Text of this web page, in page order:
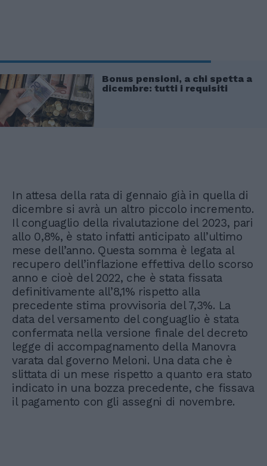
Bonus pensioni, a chi spetta a
dicembre: tutti i requisiti
In attesa della rata di gennaio già in quella di
dicembre si avrà un altro piccolo incremento.
Il conguaglio della rivalutazione del 2023, pari
allo 0,8%, è stato infatti anticipato all’ultimo
mese dell’anno. Questa somma è legata al
recupero dell’inflazione effettiva dello scorso
anno e cioè del 2022, che è stata fissata
definitivamente all’8,1% rispetto alla
precedente stima provvisoria del 7,3%. La
data del versamento del conguaglio è stata
confermata nella versione finale del decreto
legge di accompagnamento della Manovra
varata dal governo Meloni. Una data che è
slittata di un mese rispetto a quanto era stato
indicato in una bozza precedente, che fissava
il pagamento con gli assegni di novembre.